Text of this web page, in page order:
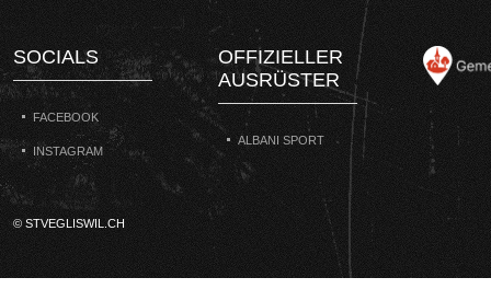
SOCIALS
FACEBOOK
INSTAGRAM
OFFIZIELLER
AUSRÜSTER
ALBANI SPORT
© STVEGLISWIL.CH